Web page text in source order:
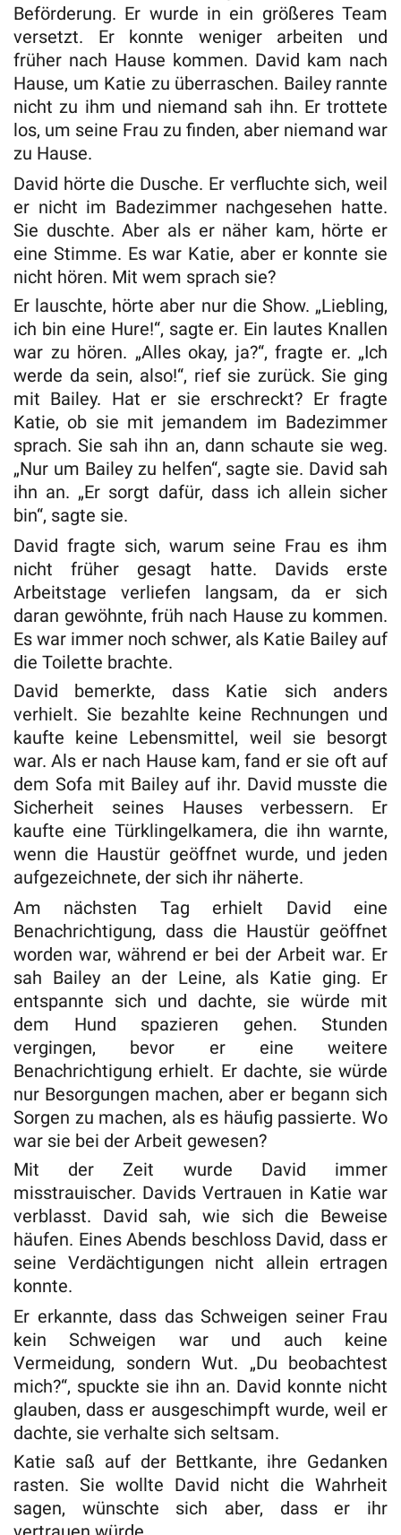
Beförderung. Er wurde in ein größeres Team
versetzt. Er konnte weniger arbeiten und
früher nach Hause kommen. David kam nach
Hause, um Katie zu überraschen. Bailey rannte
nicht zu ihm und niemand sah ihn. Er trottete
los, um seine Frau zu finden, aber niemand war
zu Hause.
David hörte die Dusche. Er verfluchte sich, weil
er nicht im Badezimmer nachgesehen hatte.
Sie duschte. Aber als er näher kam, hörte er
eine Stimme. Es war Katie, aber er konnte sie
nicht hören. Mit wem sprach sie?
Er lauschte, hörte aber nur die Show. „Liebling,
ich bin eine Hure!“, sagte er. Ein lautes Knallen
war zu hören. „Alles okay, ja?“, fragte er. „Ich
werde da sein, also!“, rief sie zurück. Sie ging
mit Bailey. Hat er sie erschreckt? Er fragte
Katie, ob sie mit jemandem im Badezimmer
sprach. Sie sah ihn an, dann schaute sie weg.
„Nur um Bailey zu helfen“, sagte sie. David sah
ihn an. „Er sorgt dafür, dass ich allein sicher
bin“, sagte sie.
David fragte sich, warum seine Frau es ihm
nicht früher gesagt hatte. Davids erste
Arbeitstage verliefen langsam, da er sich
daran gewöhnte, früh nach Hause zu kommen.
Es war immer noch schwer, als Katie Bailey auf
die Toilette brachte.
David bemerkte, dass Katie sich anders
verhielt. Sie bezahlte keine Rechnungen und
kaufte keine Lebensmittel, weil sie besorgt
war. Als er nach Hause kam, fand er sie oft auf
dem Sofa mit Bailey auf ihr. David musste die
Sicherheit seines Hauses verbessern. Er
kaufte eine Türklingelkamera, die ihn warnte,
wenn die Haustür geöffnet wurde, und jeden
aufgezeichnete, der sich ihr näherte.
Am nächsten Tag erhielt David eine
Benachrichtigung, dass die Haustür geöffnet
worden war, während er bei der Arbeit war. Er
sah Bailey an der Leine, als Katie ging. Er
entspannte sich und dachte, sie würde mit
dem Hund spazieren gehen. Stunden
vergingen, bevor er eine weitere
Benachrichtigung erhielt. Er dachte, sie würde
nur Besorgungen machen, aber er begann sich
Sorgen zu machen, als es häufig passierte. Wo
war sie bei der Arbeit gewesen?
Mit der Zeit wurde David immer
misstrauischer. Davids Vertrauen in Katie war
verblasst. David sah, wie sich die Beweise
häufen. Eines Abends beschloss David, dass er
seine Verdächtigungen nicht allein ertragen
konnte.
Er erkannte, dass das Schweigen seiner Frau
kein Schweigen war und auch keine
Vermeidung, sondern Wut. „Du beobachtest
mich?“, spuckte sie ihn an. David konnte nicht
glauben, dass er ausgeschimpft wurde, weil er
dachte, sie verhalte sich seltsam.
Katie saß auf der Bettkante, ihre Gedanken
rasten. Sie wollte David nicht die Wahrheit
sagen, wünschte sich aber, dass er ihr